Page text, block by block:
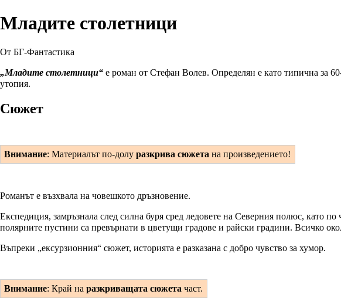
Младите столетници
От БГ-Фантастика
„Младите столетници“ е роман от Стефан Волев. Определян е като типична за
утопия.
Сюжет
Внимание: Материалът по-долуразкрива сюжета на произведението!
Романът е възхвала на човешкото дръзновение.
Експедиция, замръзнала след силна буря сред ледовете на Северния полюс, като
полярните пустини са превърнати в цветущи градове и райски градини. Всичко
Въпреки „ексурзионния“ сюжет, историята е разказана с добро чувство за хумор.
Внимание: Край наразкриващата сюжета част.